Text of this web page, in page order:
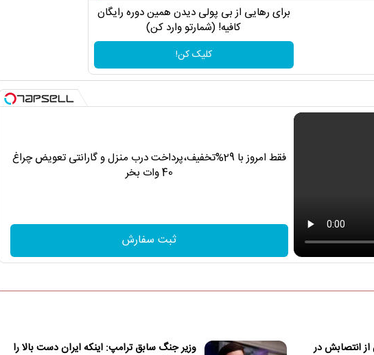
برای رهایی از بی پولی دیدن همین دوره رایگان
کافیه! (شمارتو وارد کن)
کلیک کن!
فقط امروز با 29%تخفیف،پرداخت درب منزل و گارانتی تعویض چراغ
40 وات بخر
ثبت سفارش
انتصابش در
وزیر جنگ سابق ترامپ: اینکه ایران دست بالا را